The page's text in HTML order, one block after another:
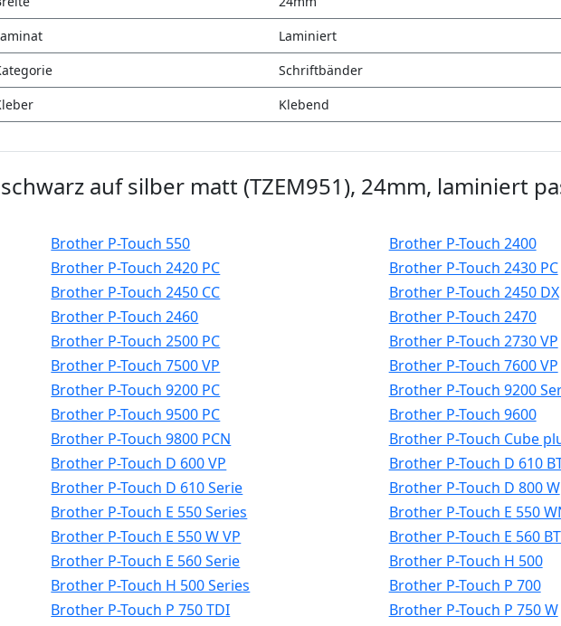
Laminiert
Schriftbänder
Klebend
auf silber matt (TZEM951), 24mm, laminiert
Brother P-Touch 550
Brother P-Touch 2400
Brother P-Touch 2420 PC
Brother P-Touch 2430 PC
Brother P-Touch 2450 CC
Brother P-Touch 2450 DX
Brother P-Touch 2460
Brother P-Touch 2470
Brother P-Touch 2500 PC
Brother P-Touch 2730 VP
Brother P-Touch 7500 VP
Brother P-Touch 7600 VP
Brother P-Touch 9200 PC
Brother P-Touch 9200
Brother P-Touch 9500 PC
Brother P-Touch 9600
Brother P-Touch 9800 PCN
Brother P-Touch Cube
Brother P-Touch D 600 VP
Brother P-Touch D 610
Brother P-Touch D 610 Serie
Brother P-Touch D 800 W
Brother P-Touch E 550 Series
Brother P-Touch E 550
Brother P-Touch E 550 W VP
Brother P-Touch E 560
Brother P-Touch E 560 Serie
Brother P-Touch H 500
Brother P-Touch H 500 Series
Brother P-Touch P 700
Brother P-Touch P 750 TDI
Brother P-Touch P 750 W